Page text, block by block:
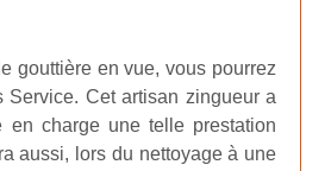
gouttière en vue, vous pourrez
Cet artisan zingueur a
en charge une telle prestation
aussi, lors du nettoyage à une